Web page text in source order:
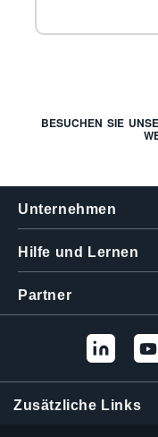
BESUCHEN SIE
Unternehmen
Hilfe und Lernen
Partner
Zusätzliche Links